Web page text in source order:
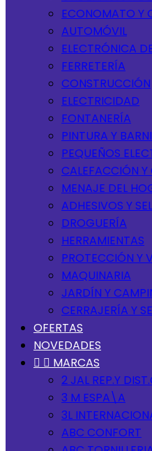
ECONOMATO Y
AUTOMÓVIL
ELECTRÓNICA
FERRETERÍA
CONSTRUCCIÓN
ELECTRICIDAD
FONTANERÍA
PINTURA Y
PEQUEÑOS
CALEFACCIÓN
MENAJE DEL
ADHESIVOS Y
DROGUERÍA
HERRAMIENTAS
PROTECCIÓN Y
MAQUINARIA
JARDÍN Y
CERRAJERÍA Y
OFERTAS
NOVEDADES
  MARCAS
2 JAL REP.Y
3 M ESPA\A
3L
ABC CONFORT